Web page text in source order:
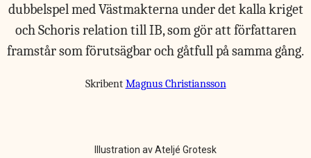
dubbelspel med Västmakterna under det kalla kriget
och Schoris relation till IB, som gör att författaren
framstår som förutsägbar och gåtfull på samma gång.
Skribent Magnus Christiansson
Illustration av Ateljé Grotesk